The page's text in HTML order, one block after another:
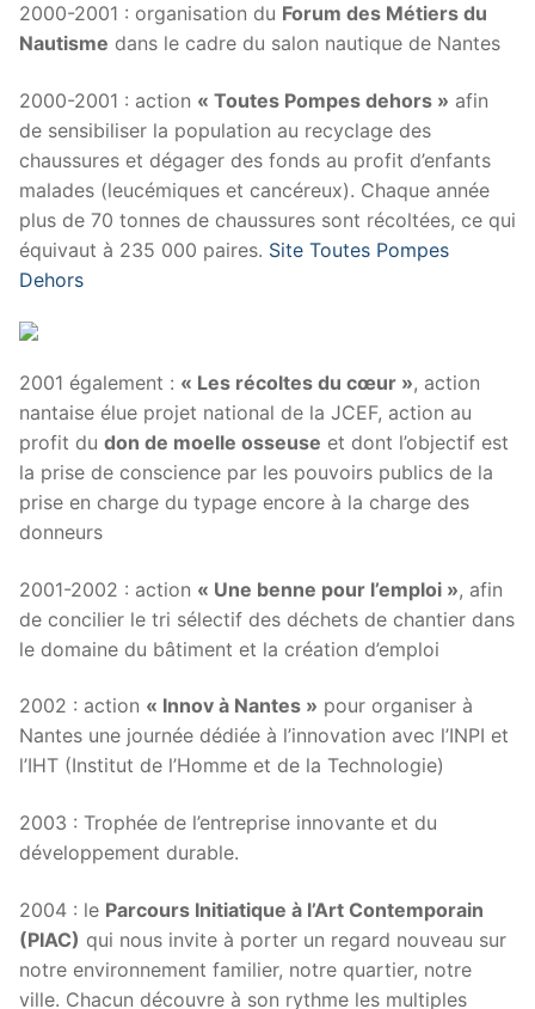
2000-2001 : organisation du Forum des Métiers du
Nautisme dans le cadre du salon nautique de Nantes
2000-2001 : action « Toutes Pompes dehors » afin
de sensibiliser la population au recyclage des
chaussures et dégager des fonds au profit d’enfants
malades (leucémiques et cancéreux). Chaque année
plus de 70 tonnes de chaussures sont récoltées, ce qui
équivaut à 235 000 paires. Site Toutes Pompes
Dehors
2001 également : « Les récoltes du cœur », action
nantaise élue projet national de la JCEF, action au
profit du don de moelle osseuse et dont l’objectif est
la prise de conscience par les pouvoirs publics de la
prise en charge du typage encore à la charge des
donneurs
2001-2002 : action « Une benne pour l’emploi », afin
de concilier le tri sélectif des déchets de chantier dans
le domaine du bâtiment et la création d’emploi
2002 : action « Innov à Nantes » pour organiser à
Nantes une journée dédiée à l’innovation avec l’INPI et
l’IHT (Institut de l’Homme et de la Technologie)
2003 : Trophée de l’entreprise innovante et du
développement durable.
2004 : le Parcours Initiatique à l’Art Contemporain
(PIAC) qui nous invite à porter un regard nouveau sur
notre environnement familier, notre quartier, notre
ville. Chacun découvre à son rythme les multiples